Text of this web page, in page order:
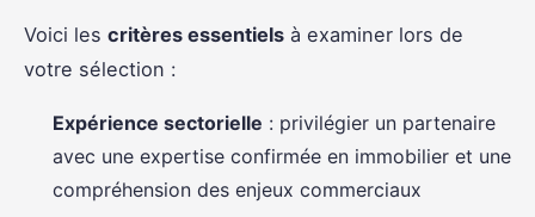
Voici les critères essentiels à examiner lors de
votre sélection :
Expérience sectorielle : privilégier un partenaire
avec une expertise confirmée en immobilier et une
compréhension des enjeux commerciaux